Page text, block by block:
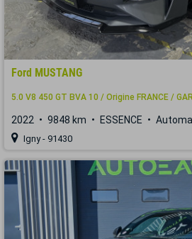
Ford MUSTANG
5.0 V8 450 GT BVA 10 / Origine FRANCE /
2022 9848 km ESSENCE
Igny - 91430